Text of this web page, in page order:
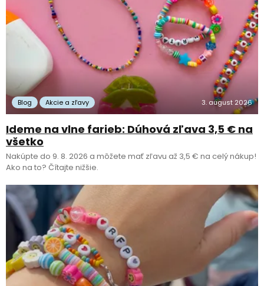
Blog Akcie a zľavy 3. august 2026
Ideme na vlne farieb: Dúhová zľava 3,5 € na
všetko
Nakúpte do 9. 8. 2026 a môžete mať zľavu až 3,5 € na celý nákup!
Ako na to? Čítajte nižšie.